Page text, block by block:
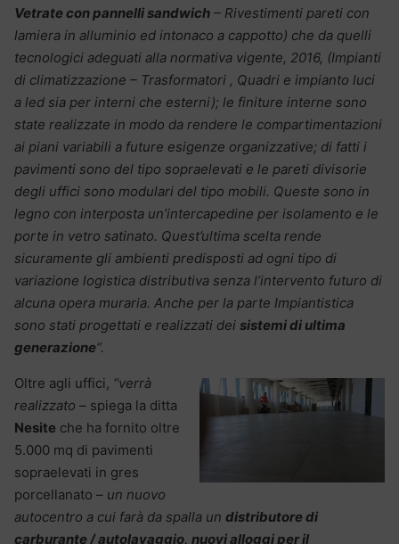
Vetrate con pannelli sandwich – Rivestimenti pareti con
lamiera in alluminio ed intonaco a cappotto) che da quelli
tecnologici adeguati alla normativa vigente, 2016, (Impianti
di climatizzazione – Trasformatori , Quadri e impianto luci
a led sia per interni che esterni); le finiture interne sono
state realizzate in modo da rendere le compartimentazioni
ai piani variabili a future esigenze organizzative; di fatti i
pavimenti sono del tipo sopraelevati e le pareti divisorie
degli uffici sono modulari del tipo mobili. Queste sono in
legno con interposta un’intercapedine per isolamento e le
porte in vetro satinato. Quest’ultima scelta rende
sicuramente gli ambienti predisposti ad ogni tipo di
variazione logistica distributiva senza l’intervento futuro di
alcuna opera muraria. Anche per la parte Impiantistica
sono stati progettati e realizzati dei sistemi di ultima
generazione“.
Oltre agli uffici, “verrà
realizzato – spiega la ditta
Nesite che ha fornito oltre
5.000 mq di pavimenti
sopraelevati in gres
porcellanato – un nuovo
autocentro a cui farà da spalla un distributore di
carburante / autolavaggio, nuovi alloggi per il